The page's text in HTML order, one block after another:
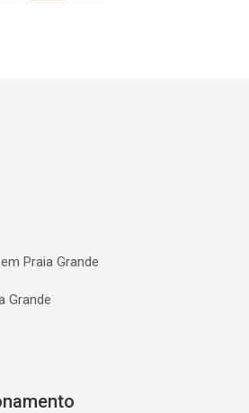
Praia Grande
Grande